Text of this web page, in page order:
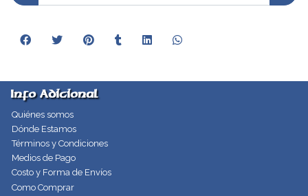
Info Adicional
Quiénes somos
Dónde Estamos
Términos y Condiciones
Medios de Pago
Costo y Forma de Envíos
Como Comprar